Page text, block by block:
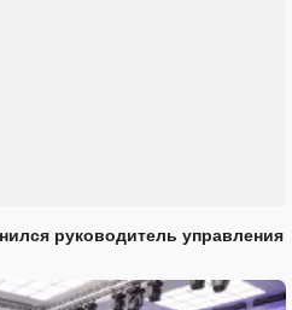
руководитель управления